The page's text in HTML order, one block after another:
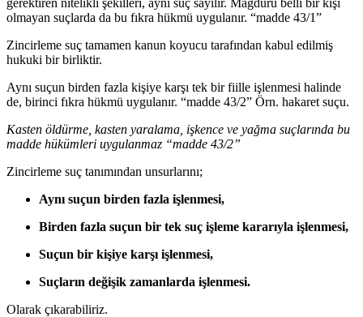
olmayan suçlarda da bu fıkra hükmü uygulanır. “madde 43/1”
Zincirleme suç tamamen kanun koyucu tarafından kabul edilmiş
hukuki bir birliktir.
Aynı suçun birden fazla kişiye karşı tek bir fiille işlenmesi halinde
de, birinci fıkra hükmü uygulanır. “madde 43/2” Örn. hakaret suçu.
Kasten öldürme, kasten yaralama, işkence ve yağma suçlarında bu
madde hükümleri uygulanmaz “madde 43/2”
Zincirleme suç tanımından unsurlarını;
Aynı suçun birden fazla işlenmesi,
Birden fazla suçun bir tek suç işleme kararıyla işlenmesi,
Suçun bir kişiye karşı işlenmesi,
Suçların değişik zamanlarda işlenmesi.
Olarak çıkarabiliriz.